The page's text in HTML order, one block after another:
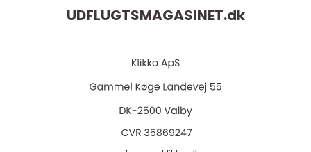
UDFLUGTSMAGASINET.dk